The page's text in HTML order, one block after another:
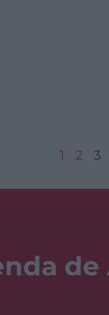
1 2 3